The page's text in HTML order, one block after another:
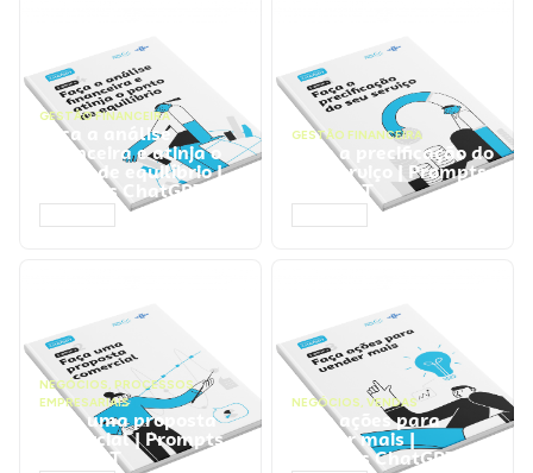
GESTÃO FINANCEIRA
Faça a análise
financeira e atinja o
ponto de equilíbrio |
Prompts ChatGPT
GESTÃO FINANCEIRA
Faça a precificação do
seu serviço | Prompts
ChatGPT
NEGÓCIOS, PROCESSOS
EMPRESARIAIS
Faça uma proposta
comercial | Prompts
ChatGPT
NEGÓCIOS, VENDAS
Faça ações para
vender mais |
Prompts ChatGPT